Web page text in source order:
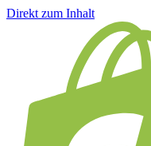
Direkt zum Inhalt